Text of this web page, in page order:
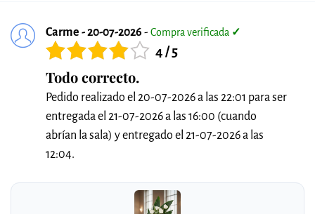
Carme - 20-07-2026 - Compra verificada ✓
4 / 5
Todo correcto.
Pedido realizado el 20-07-2026 a las 22:01 para ser
entregada el 21-07-2026 a las 16:00 (cuando
abrían la sala) y entregado el 21-07-2026 a las
12:04.